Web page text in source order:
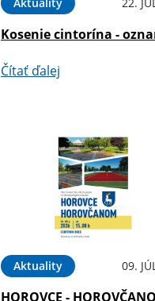
Aktuality 22.
Kosenie cintorína -
Čítať ďalej
Aktuality 09.
HOROVCE -